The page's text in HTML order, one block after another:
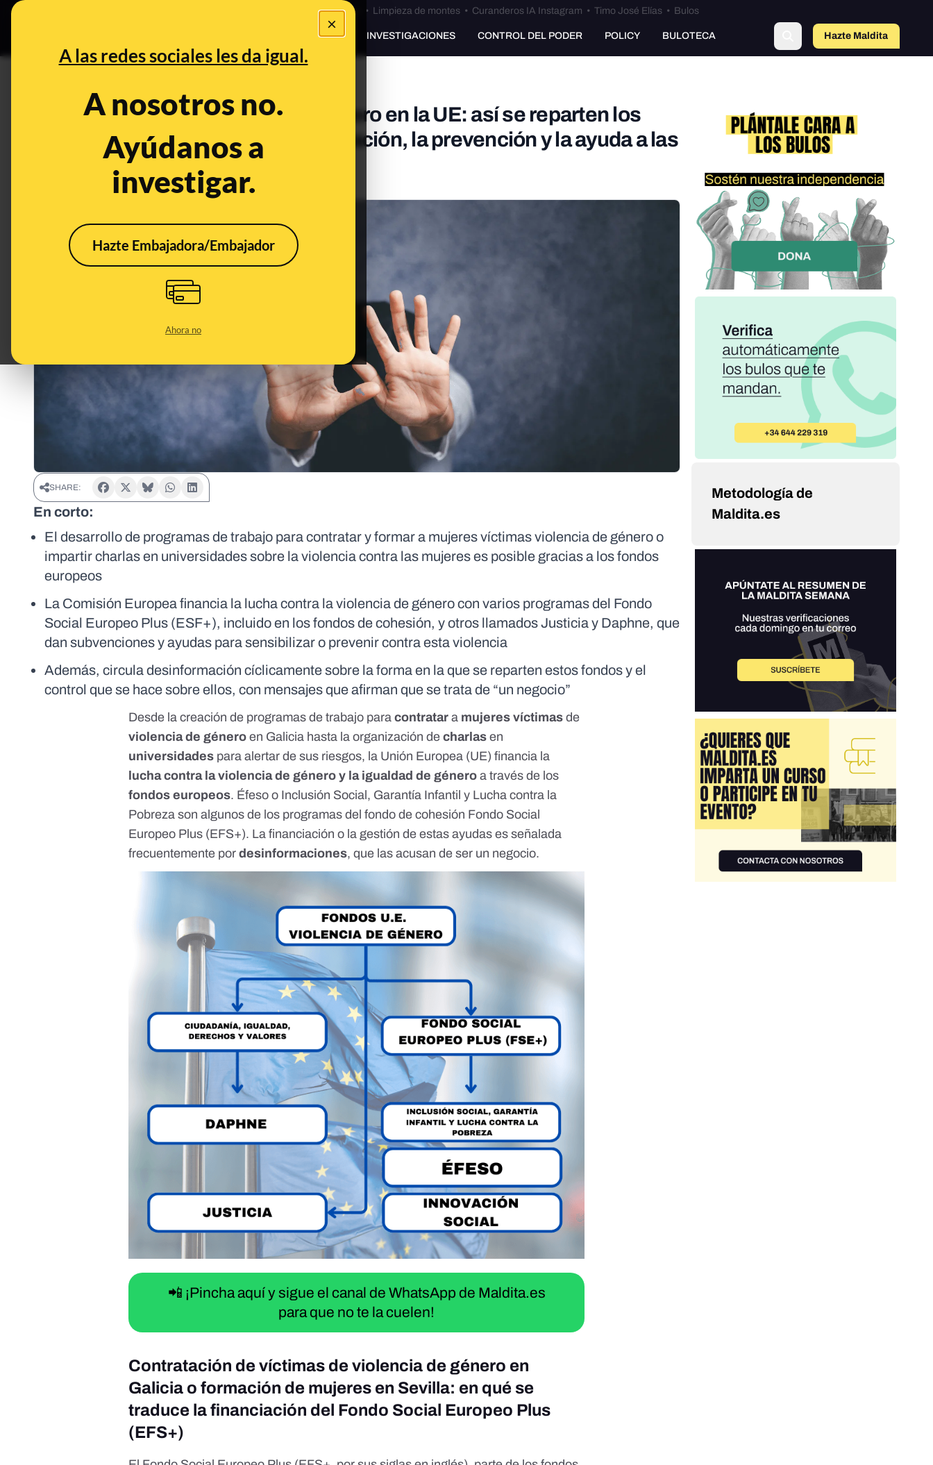
×
A las redes sociales les da igual.
A nosotros no.
Ayúdanos a
investigar.
Hazte Embajadora/Embajador
Ahora no
Bulos Ceuta • Limpieza de montes• Curanderos IA Instagram • Timo José Elías• Bulos
PREBUNKING INVESTIGACIONES CONTROL DEL PODER POLICY BULOTECA Hazte Maldito
La lucha contra la violencia de género en la UE: así se reparten los
fondos europeos para la sensibilización, la prevención y la ayuda a las
víctimas
Dec 20, 2024, 3:04:15 PM
SHARE:
En corto:
El desarrollo de programas de trabajo para contratar y formar a mujeres víctimas violencia de género o
impartir charlas en universidades sobre la violencia contra las mujeres es posible gracias a los fondos
europeos
La Comisión Europea financia la lucha contra la violencia de género con varios programas del Fondo
Social Europeo Plus (ESF+), incluido en los fondos de cohesión, y otros llamados Justicia y Daphne, que
dan subvenciones y ayudas para sensibilizar o prevenir contra esta violencia
Además, circula desinformación cíclicamente sobre la forma en la que se reparten estos fondos y el
control que se hace sobre ellos, con mensajes que afirman que se trata de “un negocio”
Desde la creación de programas de trabajo paracontratara mujeres víctimasde
violencia de géneroen Galicia hasta laorganización decharlas en
universidades para alertar de sus riesgos, la Unión Europea (UE) financia la
lucha contra la violencia de género y la igualdad de género a través de los
fondos europeos. Éfeso o Inclusión Social, Garantía Infantil y Lucha contra la
Pobreza son algunos de los programas delfondo de cohesión Fondo Social
Europeo Plus (EFS+). La financiación o la gestión de estas ayudas es señalada
frecuentemente pordesinformaciones, que las acusan de ser un negocio.
📲 ¡Pincha aquí y sigue el canal de WhatsApp de Maldita.es
para que no te la cuelen!
Contratación de víctimas de violencia de género en
Galicia o formación de mujeres en Sevilla: en qué se
traduce la financiación del Fondo Social Europeo Plus
(EFS+)
Metodología de
Maldita.es